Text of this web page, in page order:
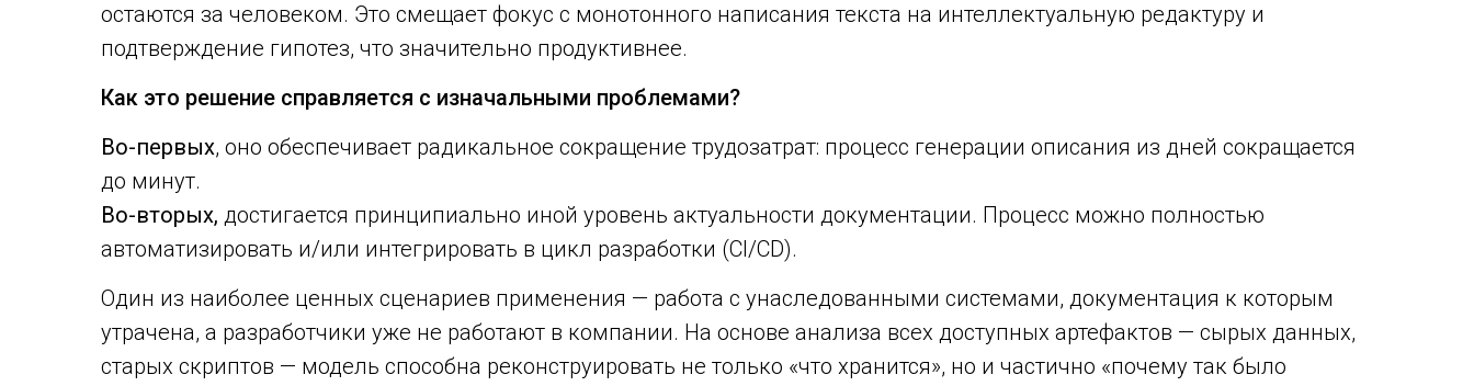
остаются за человеком. Это смещает фокус с монотонного написания текста на интеллектуальную редактуру и
подтверждение гипотез, что значительно продуктивнее.
Как это решение справляется с изначальными проблемами?
Во-первых, оно обеспечивает радикальное сокращение трудозатрат: процесс генерации описания из дней сокращается
до минут.
Во-вторых, достигается принципиально иной уровень актуальности документации. Процесс можно полностью
автоматизировать и/или интегрировать в цикл разработки (CI/CD).
Один из наиболее ценных сценариев применения — работа с унаследованными системами, документация к которым
утрачена, а разработчики уже не работают в компании. На основе анализа всех доступных артефактов — сырых данных,
старых скриптов — модель способна реконструировать не только «что хранится», но и частично «почему так было